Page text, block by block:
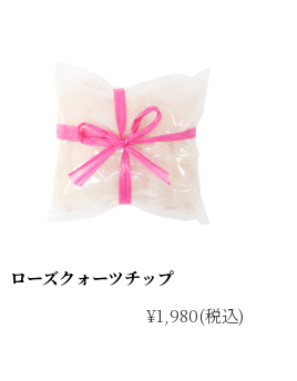
ローズクォーツチップ
¥1,980(税込)